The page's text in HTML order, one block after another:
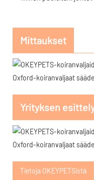
Mittaukset
Yrityksen
Tietoja OKEYPETSistä